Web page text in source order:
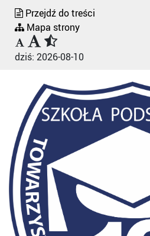
Przejdź do treści
Mapa strony
dziś: 2026-08-10